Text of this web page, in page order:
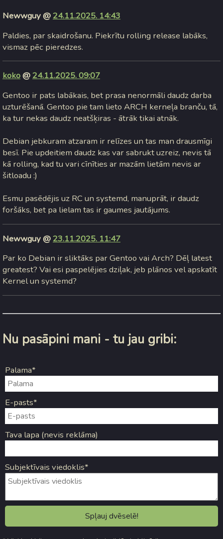
Newwguy @24.11.2025. 14:43
Paldies, par skaidrošanu. Piekrītu rolling release labāks,
vismaz pēc pieredzes.
koko@24.11.2025. 09:07
Gentoo ir pats labākais, bet prasa nenormāli daudz darba
uzturēšanā. Gentoo pie tam lieto ARCH kerneļa branču, tā,
ka tur nekas daudz neatšķiras - ātrāk tikai atnāk.
Debian jebkuram atzaram ir relīzes un tas man drausmīgi
besī. Pie updeitiem daudz kas var sabrukt uzreiz, nevis tā
kā rolling, kad tu vari cīnīties ar mazām lietām nevis ar
šitloadu :)
Esmu pasēdējis uz RC un systemd, manuprāt, ir daudz
foršāks, bet pa lielam tas ir gaumes jautājums.
Newwguy @23.11.2025. 11:47
Par ko Debian ir sliktāks par Gentoo vai Arch? Dēļ latest
greatest? Vai esi paspelējies dziļak, jeb plānos vel apskatīt
Kernel un systemd?
Nu pasāpini mani - tu jau gribi:
Palama*
E-pasts*
Tava lapa (nevis reklāma)
Subjektīvais viedoklis*